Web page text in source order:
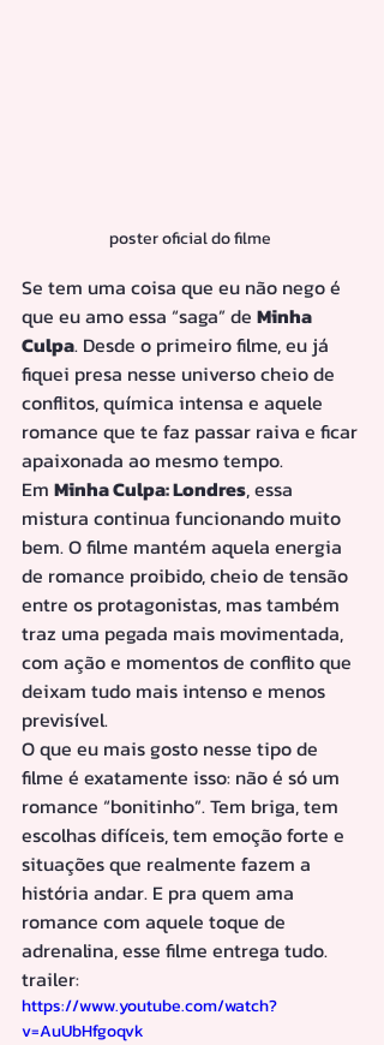
poster oficial do filme
Se tem uma coisa que eu não nego é
que eu amo essa “saga” de Minha
Culpa. Desde o primeiro filme, eu já
fiquei presa nesse universo cheio de
conflitos, química intensa e aquele
romance que te faz passar raiva e ficar
apaixonada ao mesmo tempo.
Em Minha Culpa: Londres, essa
mistura continua funcionando muito
bem. O filme mantém aquela energia
de romance proibido, cheio de tensão
entre os protagonistas, mas também
traz uma pegada mais movimentada,
com ação e momentos de conflito que
deixam tudo mais intenso e menos
previsível.
O que eu mais gosto nesse tipo de
filme é exatamente isso: não é só um
romance “bonitinho”. Tem briga, tem
escolhas difíceis, tem emoção forte e
situações que realmente fazem a
história andar. E pra quem ama
romance com aquele toque de
adrenalina, esse filme entrega tudo.
trailer:
https://www.youtube.com/watch?
v=AuUbHfgoqvk